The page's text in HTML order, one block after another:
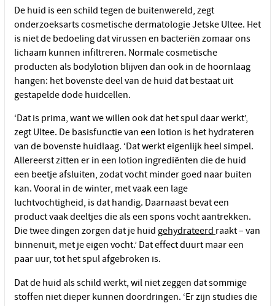
De huid is een schild tegen de buitenwereld, zegt
onderzoeksarts cosmetische dermatologie Jetske Ultee. Het
is niet de bedoeling dat virussen en bacteriën zomaar ons
lichaam kunnen infiltreren. Normale cosmetische
producten als bodylotion blijven dan ook in de hoornlaag
hangen: het bovenste deel van de huid dat bestaat uit
gestapelde dode huidcellen.
‘Dat is prima, want we willen ook dat het spul daar werkt’,
zegt Ultee. De basisfunctie van een lotion is het hydrateren
van de bovenste huidlaag. ‘Dat werkt eigenlijk heel simpel.
Allereerst zitten er in een lotion ingrediënten die de huid
een beetje afsluiten, zodat vocht minder goed naar buiten
kan. Vooral in de winter, met vaak een lage
luchtvochtigheid, is dat handig. Daarnaast bevat een
product vaak deeltjes die als een spons vocht aantrekken.
Die twee dingen zorgen dat je huid gehydrateerd raakt – van
binnenuit, met je eigen vocht.’ Dat effect duurt maar een
paar uur, tot het spul afgebroken is.
Dat de huid als schild werkt, wil niet zeggen dat sommige
stoffen niet dieper kunnen doordringen. ‘Er zijn studies die